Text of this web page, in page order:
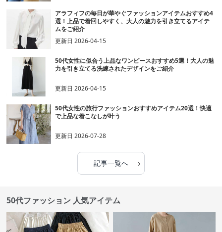
アラフィフの毎日が華やぐファッションアイテムおすすめ4
選！上品で着回しやすく、大人の魅力を引き立てるアイテ
ムをご紹介
更新日2026-04-15
50代女性に似合う上品なワンピースおすすめ5選！大人の魅
力を引き立てる洗練されたデザインをご紹介
更新日2026-04-15
50代女性の旅行ファッションおすすめアイテム20選！快適
で上品な着こなしが叶う
更新日2026-07-28
記事一覧へ ›
50代ファッション 人気アイテム